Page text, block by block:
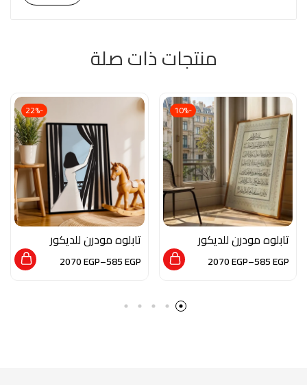
منتجات ذات صلة
-10%
تابلوه مودرن للديكور
من الخشب الطبيعي
والزجاج بلمسة من
585EGP
–
2070EGP
-22%
تابلوه مودرن للديكور
من الخشب الطبيعي
والزجاج بلمسه من
585EGP
–
2070EGP